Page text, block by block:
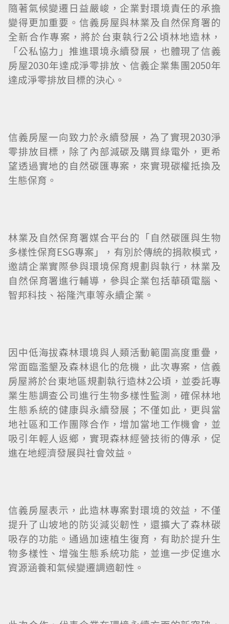
隨著氣候變遷日益嚴峻，企業對環境責任的承擔
變得更加重要。信義房屋與林業及自然保育署的
全新合作專案，將於台東執行2公頃林地造林，
「公私協力」推進環境永續發展，也體現了信義
房屋2030年達成淨零排放、信義企業集團2050年
達成淨零排放目標的決心。
信義房屋一向致力於永續發展，為了實現2030淨
零排放目標，除了內部減碳及購買綠電外，更希
望透過實地的自然碳匯專案，來實現碳權抵換及
生態保育。
林業及自然保育署媒合平台的「自然碳匯與生物
多樣性保育ESG專案」，有別於傳統的捐款模式，
邀請企業實際參與環境保育規劃與執行，林業及
自然保育署進行輔導，參與企業包括華碩電腦、
智邦科技、裕隆汽車等永續企業。
因中低海拔森林環境與人類活動範圍高度重疊，
常面臨濫墾及森林退化的危機，此次專案，信義
房屋將於台東地區規劃執行造林2公頃，並委託專
業生態調查公司進行生物多樣性監測，確保林地
生態系統的健康與永續發展；不僅如此，更與當
地社區和工作團隊合作，增加當地工作機會，並
吸引年輕人返鄉，實現森林經營技術的傳承，促
進在地經濟發展與社會效益。
信義房屋表示，此造林專案對環境的效益，不僅
提升了山坡地的防災減災韌性，還擴大了森林碳
吸存的功能。通過加速植生復育，有助於提升生
物多樣性、增強生態系統功能，並進一步促進水
資源涵養和氣候變遷調適韌性。